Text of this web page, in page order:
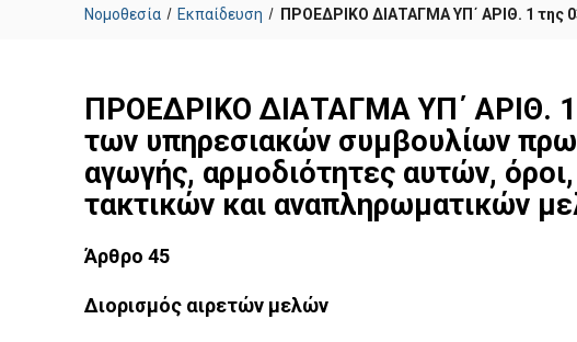
Νομοθεσία Εκπαίδευση ΠΡΟΕΔΡΙΚΟ ΔΙΑΤΑΓΜΑ ΥΠ΄ ΑΡΙΘ. 1 της
ΠΡΟΕΔΡΙΚΟ ΔΙΑΤΑΓΜΑ ΥΠ΄ ΑΡΙΘ. 1
των υπηρεσιακών συμβουλίων
αγωγής, αρμοδιότητες αυτών,
τακτικών και αναπληρωματικών
Άρθρο 45
Διορισμός αιρετών μελών